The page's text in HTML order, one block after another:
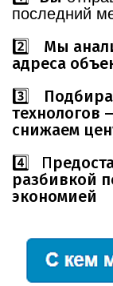
последний
2️⃣ Мы
адреса
3️⃣
технологов
снижаем
4️⃣ П
разбивкой
экономией